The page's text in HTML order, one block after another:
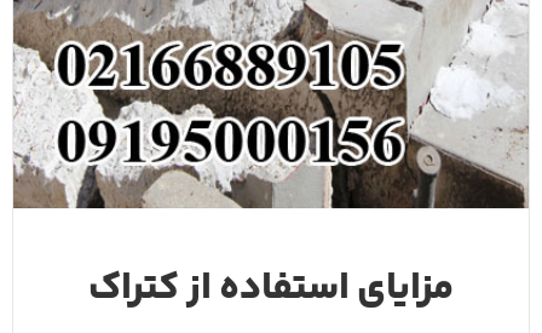
مزایای استفاده از کتراک